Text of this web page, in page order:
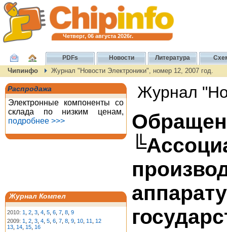
Четверг, 06 августа 2026г.
PDFs Новости Литература
Чипинфо Журнал "Новости Электроники", номер 12, 2007 год.
Распродажа
Электронные компоненты со
склада по низким ценам,
подробнее >>>
Журнал Компел
2010: 1 2 3 4 5 6 7 8 9
2009: 1 2 3 4 5 6 7 8 9 10 11
12
13 14 15 16
Журнал